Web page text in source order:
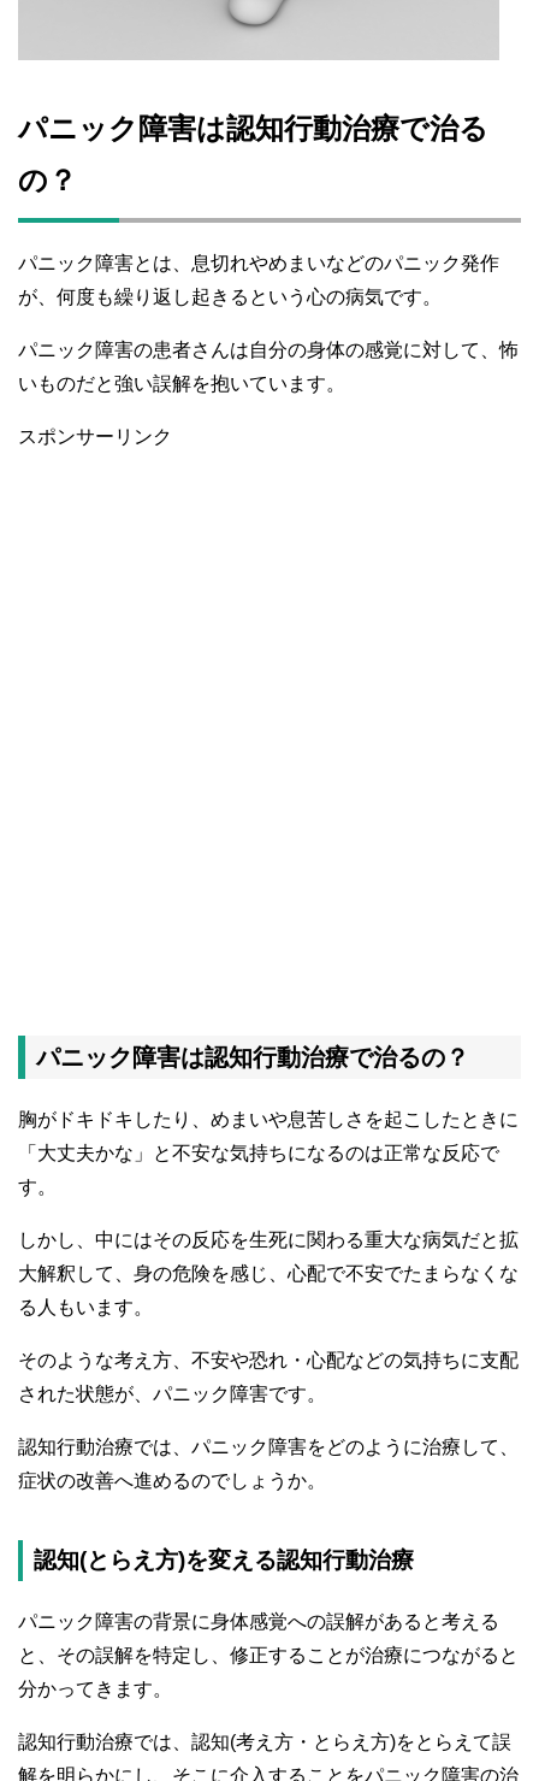
パニック障害は認知行動治療で治る
の？
パニック障害とは、息切れやめまいなどのパニック発作
が、何度も繰り返し起きるという心の病気です。
パニック障害の患者さんは自分の身体の感覚に対して、怖
いものだと強い誤解を抱いています。
スポンサーリンク
パニック障害は認知行動治療で治るの？
胸がドキドキしたり、めまいや息苦しさを起こしたときに
「大丈夫かな」と不安な気持ちになるのは正常な反応で
す。
しかし、中にはその反応を生死に関わる重大な病気だと拡
大解釈して、身の危険を感じ、心配で不安でたまらなくな
る人もいます。
そのような考え方、不安や恐れ・心配などの気持ちに支配
された状態が、パニック障害です。
認知行動治療では、パニック障害をどのように治療して、
症状の改善へ進めるのでしょうか。
認知(とらえ方)を変える認知行動治療
パニック障害の背景に身体感覚への誤解があると考える
と、その誤解を特定し、修正することが治療につながると
分かってきます。
認知行動治療では、認知(考え方・とらえ方)をとらえて誤
解を明らかにし、そこに介入することをパニック障害の治